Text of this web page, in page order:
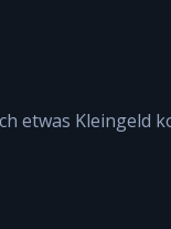
etwas Kleingeld